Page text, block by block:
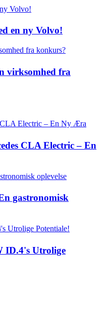
en ny Volvo!
virksomhed fra
CLA Electric – En
gastronomisk
ID.4's Utrolige